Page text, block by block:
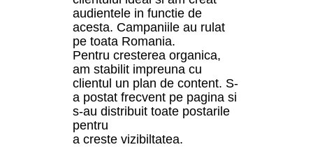
audientele in functie de
acesta. Campaniile au rulat
pe toata Romania.
Pentru cresterea organica,
am stabilit impreuna cu
clientul un plan de content. S-
a postat frecvent pe pagina si
s-au distribuit toate postarile
pentru
a creste vizibiltatea.